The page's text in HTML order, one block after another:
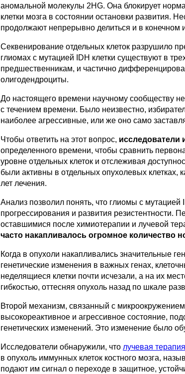
аномальной молекулы 2HG. Она блокирует
клетки мозга в состоянии остановки развития.
продолжают непрерывно делиться и в конечном
Секвенирование отдельных клеток разрушило
глиомах с мутацией IDH клетки существуют в
предшественникам, и частично
олигодендроциты.
До настоящего времени научному сообществу
с течением времени. Было неизвестно,
наиболее агрессивные, или же оно само
Чтобы ответить на этот вопрос, исследователи
определенного времени, чтобы сравнить
уровне отдельных клеток и отслеживая
были активны в отдельных опухолевых клетках,
лет лечения.
Анализ позволил понять, что глиомы с
прогрессирования и развития резистентности.
оставшимися после химиотерапии и лучевой
часто накапливалось огромное количество
Когда в опухоли накапливались значительные
генетические изменения в важных генах,
неделящиеся клетки почти исчезали, а на их
гибкостью, оттесняя опухоль назад по шкале
Второй механизм, связанный с
высокореактивное и агрессивное состояние,
генетических изменений. Это изменение было
Исследователи обнаружили, что лучевая терапия
в опухоль иммунных клеток костного мозга,
подают им сигнал о переходе в защитное,